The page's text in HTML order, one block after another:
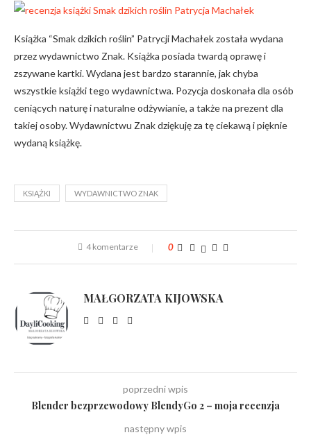
Książka “Smak dzikich roślin” Patrycji Machałek została wydana
przez wydawnictwo Znak. Książka posiada twardą oprawę i
zszywane kartki. Wydana jest bardzo starannie, jak chyba
wszystkie książki tego wydawnictwa. Pozycja doskonała dla osób
ceniących naturę i naturalne odżywianie, a także na prezent dla
takiej osoby. Wydawnictwu Znak dziękuję za tę ciekawą i pięknie
wydaną książkę.
KSIĄŻKI WYDAWNICTWO ZNAK
4 komentarze 0
MAŁGORZATA KIJOWSKA
poprzedni wpis
Blender bezprzewodowy BlendyGo 2 – moja recenzja
następny wpis